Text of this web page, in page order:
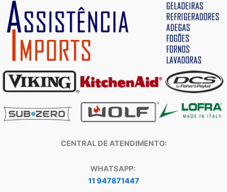
CENTRAL DE ATENDIMENTO:
WHATSAPP:
11 947871447